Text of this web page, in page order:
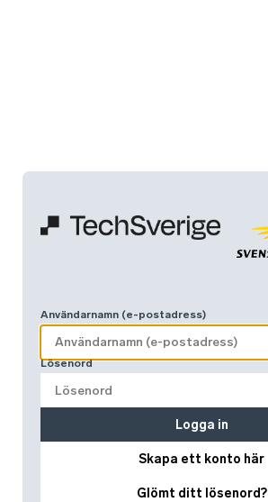
Användarnamn (e-postadress)
Lösenord
Skapa ett konto här
Glömt ditt lösenord?
Logga in